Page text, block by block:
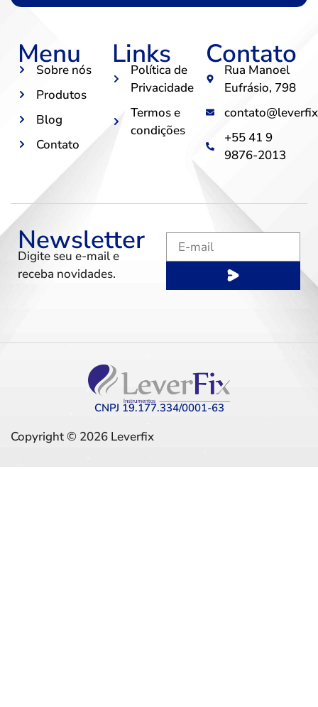
Menu
Sobre nós
Produtos
Blog
Contato
Links
Política de
Privacidade
Termos e
condições
Contato
Rua Manoel
Eufrásio, 798
+55 41 9
9876-2013
Newsletter
Digite seu e-mail e
receba novidades.
CNPJ 19.177.334/0001-63
Copyright © 2026 Leverfix